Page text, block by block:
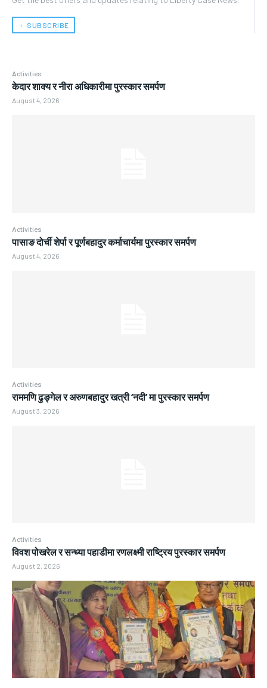
﹢ SUBSCRIBE
Activities
केदार शाक्य र नीरा अधिकारीमा पुरस्कार समर्पण
August 4, 2026
Activities
पासाङ दोर्ची शेर्पा र पूर्णबहादुर कर्माचार्यमा पुरस्कार समर्पण
August 4, 2026
Activities
राममणि ढुङ्गेल र अरुणबहादुर खत्री ‘नदी’ मा पुरस्कार समर्पण
August 3, 2026
Activities
विवश पोखरेल र सन्ध्या पहाडीमा रणलक्ष्मी राष्ट्रिय पुरस्कार समर्पण
August 2, 2026